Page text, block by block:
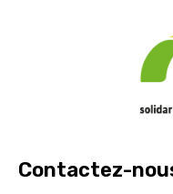
Contactez-